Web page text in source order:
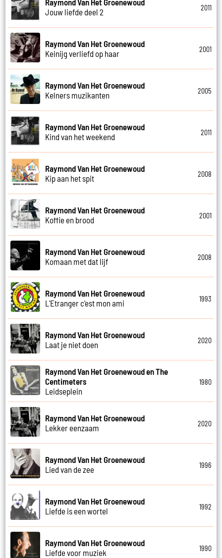
Jouw liefde deel 2
2011
Raymond Van Het Groenewoud
Keinijg verliefd op haar
2001
Raymond Van Het Groenewoud
Kelners muzikanten
2005
Raymond Van Het Groenewoud
Kind van het weekend
2011
Raymond Van Het Groenewoud
Kip aan het spit
2008
Raymond Van Het Groenewoud
Koffie en brood
2001
Raymond Van Het Groenewoud
Komaan met dat lijf
2008
Raymond Van Het Groenewoud
L'Etranger c'est mon ami
1993
Raymond Van Het Groenewoud
Laat je niet doen
2020
Raymond Van Het Groenewoud en The
Centimeters
Leidseplein
1980
Raymond Van Het Groenewoud
Lekker eenzaam
2020
Raymond Van Het Groenewoud
Lied van de zee
1996
Raymond Van Het Groenewoud
Liefde is een wortel
1992
Raymond Van Het Groenewoud
Liefde voor muziek
1990